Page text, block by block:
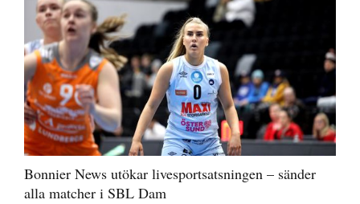
Bonnier News utökar livesportsatsningen – sänder
alla matcher i SBL Dam